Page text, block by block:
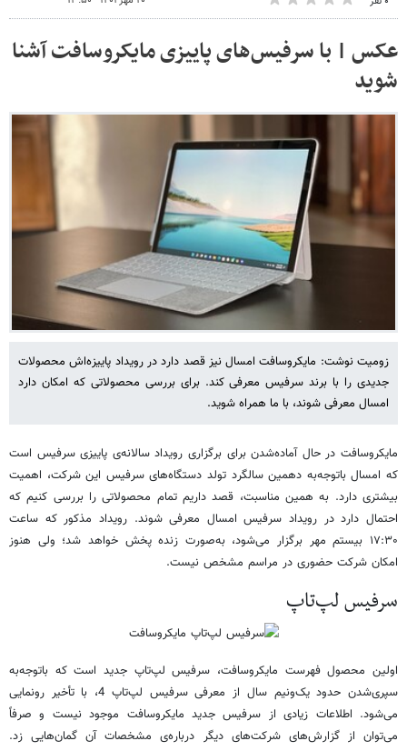
عکس | با سرفیس‌های پاییزی مایکروسافت آشنا
شوید
زومیت نوشت: مایکروسافت امسال نیز قصد دارد در رویداد پاییزه‌اش محصولات
جدیدی را با برند سرفیس معرفی کند. برای بررسی محصولاتی که امکان دارد
امسال معرفی شوند، با ما همراه شوید.
مایکروسافت در حال آماده‌شدن برای برگزاری رویداد سالانه‌ی پاییزی سرفیس است
که امسال باتوجه‌به دهمین سالگرد تولد دستگاه‌های سرفیس این شرکت، اهمیت
بیشتری دارد. به همین مناسبت، قصد داریم تمام محصولاتی را بررسی کنیم که
احتمال دارد در رویداد سرفیس امسال معرفی شوند. رویداد مذکور که ساعت
۱۷:۳۰ بیستم مهر برگزار می‌شود، به‌صورت زنده پخش خواهد شد؛ ولی هنوز
امکان شرکت حضوری در مراسم مشخص نیست.
سرفیس لپ‌تاپ
اولین محصول فهرست مایکروسافت، سرفیس لپ‌تاپ جدید است که باتوجه‌به
سپری‌شدن حدود یک‌ونیم سال از معرفی سرفیس لپ‌تاپ 4، با تأخیر رونمایی
می‌شود. اطلاعات زیادی از سرفیس جدید مایکروسافت موجود نیست و صرفاً
می‌توان از گزارش‌های شرکت‌های دیگر درباره‌ی مشخصات آن ‌گمان‌هایی زد.